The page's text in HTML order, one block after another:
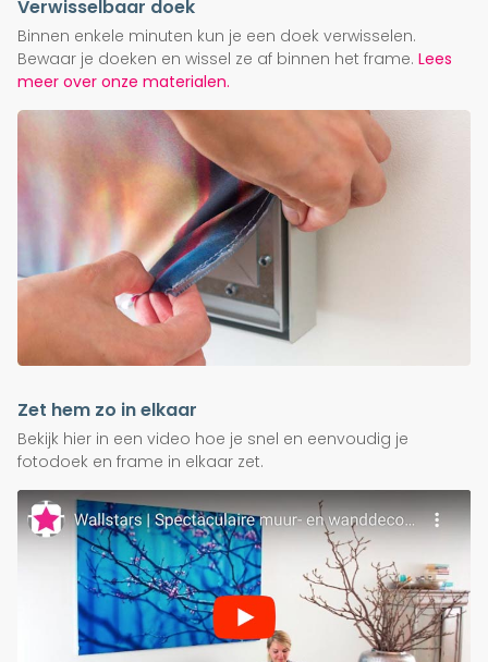
Verwisselbaar doek
Binnen enkele minuten kun je een doek verwisselen.
Bewaar je doeken en wissel ze af binnen het frame. Lees
meer over onze materialen.
Zet hem zo in elkaar
Bekijk hier in een video hoe je snel en eenvoudig je
fotodoek en frame in elkaar zet.